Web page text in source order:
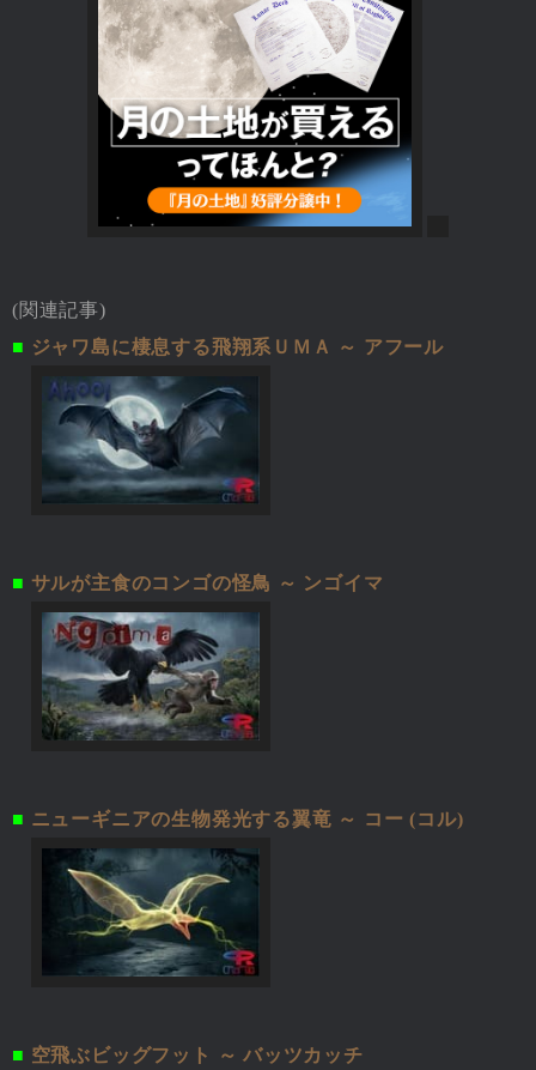
(関連記事)
■ ジャワ島に棲息する飛翔系ＵＭＡ ～ アフール
■ サルが主食のコンゴの怪鳥 ～ ンゴイマ
■ ニューギニアの生物発光する翼竜 ～ コー (コル)
■ 空飛ぶビッグフット ～ バッツカッチ